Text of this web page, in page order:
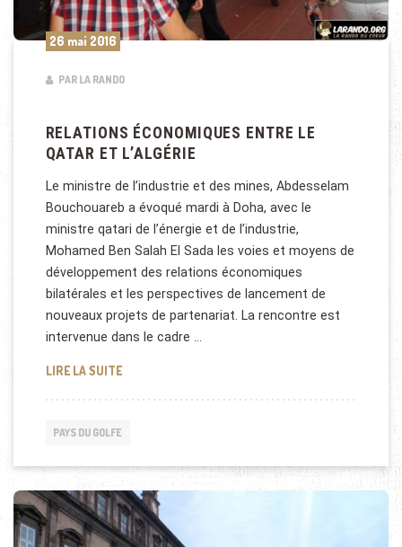
26 mai 2016
PAR LA RANDO
RELATIONS ÉCONOMIQUES ENTRE LE
QATAR ET L’ALGÉRIE
Le ministre de l’industrie et des mines, Abdesselam
Bouchouareb a évoqué mardi à Doha, avec le
ministre qatari de l’énergie et de l’industrie,
Mohamed Ben Salah El Sada les voies et moyens de
développement des relations économiques
bilatérales et les perspectives de lancement de
nouveaux projets de partenariat. La rencontre est
intervenue dans le cadre …
LIRE LA SUITERELATIONS ÉCONOMIQUES ENTRE LE QATAR ET
PAYS DU GOLFE